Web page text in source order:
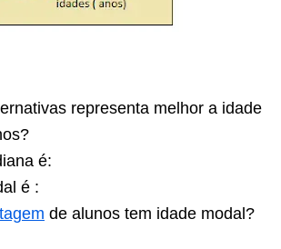
representa melhor a idade
é:
é :
de alunos tem idade modal?